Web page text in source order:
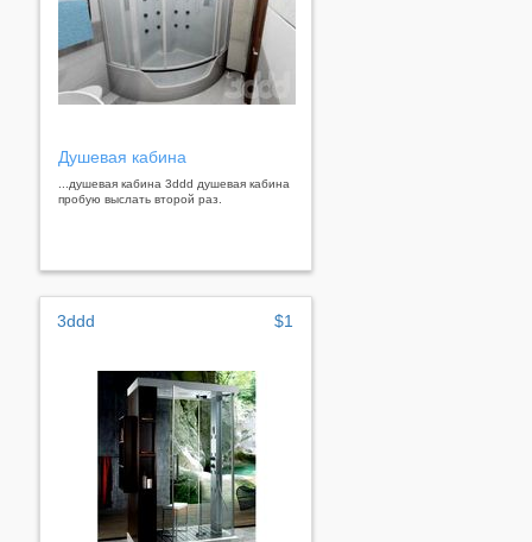
Душевая кабина
...душевая кабина 3ddd душевая кабина
пробую выслать второй раз.
3ddd $1